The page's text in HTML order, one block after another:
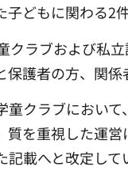
どもに関わる2
クラブおよび私
護者の方、関
童クラブにおい
質を重視した運
載へと改定し